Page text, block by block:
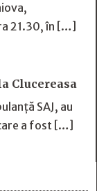
21.30, în […]
Clucereasa
SAJ, au
a fost […]